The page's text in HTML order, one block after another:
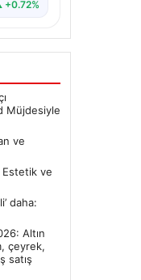
+0.72%
Müjdesiyle
ve
Estetik ve
daha:
Altın
çeyrek,
satış